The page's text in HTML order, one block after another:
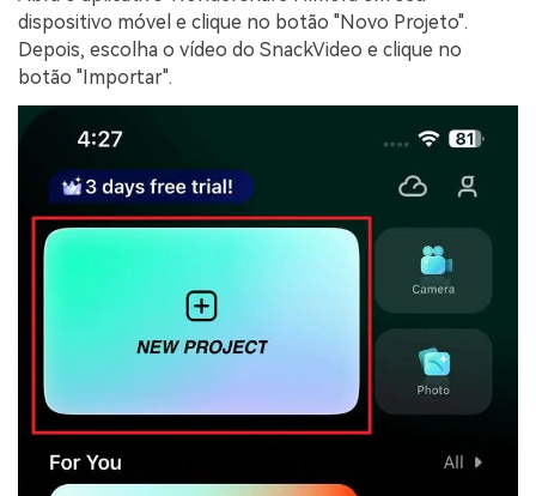
dispositivo móvel e clique no botão "Novo Projeto".
Depois, escolha o vídeo do SnackVideo e clique no
botão "Importar".